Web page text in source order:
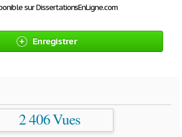
sur DissertationsEnLigne.com
Enregistrer
2 406 Vues